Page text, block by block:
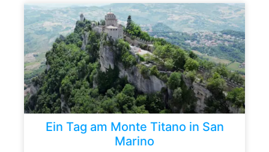
Ein Tag am Monte Titano in San
Marino